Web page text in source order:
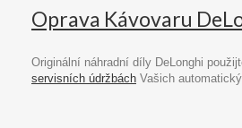
Oprava Kávovaru
Originální náhradní díly DeLonghi
servisních údržbách Vašich